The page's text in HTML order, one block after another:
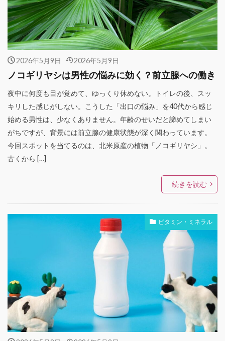
2026年5月9日 2026年5月9日
ノコギリヤシは男性の悩みに効く？前立腺への働き
夜中に何度も目が覚めて、ゆっくり休めない。トイレの後、スッ
キリした感じがしない。こうした「出口の悩み」を40代から感じ
始める男性は、少なくありません。年齢のせいだと諦めてしまい
がちですが、背景には前立腺の健康状態が深く関わっています。
今回スポットを当てるのは、北米原産の植物「ノコギリヤシ」。
古くから […]
続きを読む
ビタミン・ミネラル